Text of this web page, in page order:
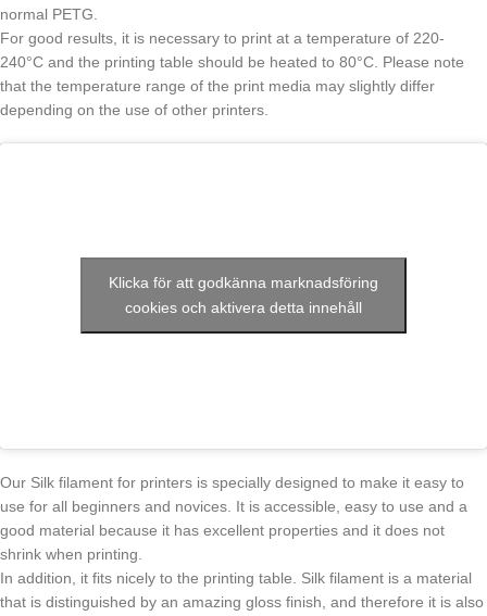
normal PETG.
For good results, it is necessary to print at a temperature of 220-
240°C and the printing table should be heated to 80°C. Please note
that the temperature range of the print media may slightly differ
depending on the use of other printers.
Klicka för att godkänna marknadsföring
cookies och aktivera detta innehåll
Our Silk filament for printers is specially designed to make it easy to
use for all beginners and novices. It is accessible, easy to use and a
good material because it has excellent properties and it does not
shrink when printing.
In addition, it fits nicely to the printing table. Silk filament is a material
that is distinguished by an amazing gloss finish, and therefore it is also